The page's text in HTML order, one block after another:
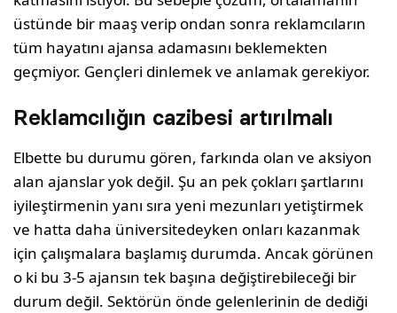
üstünde bir maaş verip ondan sonra reklamcıların
tüm hayatını ajansa adamasını beklemekten
geçmiyor. Gençleri dinlemek ve anlamak gerekiyor.
Reklamcılığın cazibesi artırılmalı
Elbette bu durumu gören, farkında olan ve aksiyon
alan ajanslar yok değil. Şu an pek çokları şartlarını
iyileştirmenin yanı sıra yeni mezunları yetiştirmek
ve hatta daha üniversitedeyken onları kazanmak
için çalışmalara başlamış durumda. Ancak görünen
o ki bu 3-5 ajansın tek başına değiştirebileceği bir
durum değil. Sektörün önde gelenlerinin de dediği